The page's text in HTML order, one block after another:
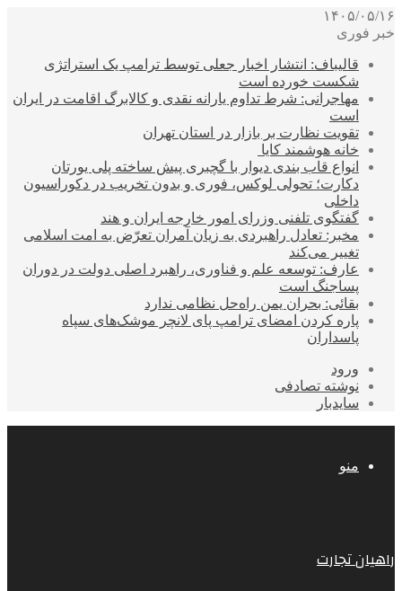
۱۴۰۵/۰۵/۱۶
خبر فوری
قالیباف: انتشار اخبار جعلی توسط ترامپ یک استراتژی
شکست خورده است
مهاجرانی: شرط تداوم یارانه نقدی و کالابرگ اقامت در ایران
است
تقویت نظارت بر بازار در استان تهران
خانه هوشمند کایا
انواع قاب بندی دیوار با گچبری پیش ساخته پلی یورتان
دکارت؛ تحولی لوکس، فوری و بدون تخریب در دکوراسیون
داخلی
گفتگوی تلفنی وزرای امور خارجه ایران و هند
مخبر: تعادل راهبردی به زیان آمران تعرّض به امت اسلامی
تغییر می‌کند
عارف: توسعه علم و فناوری، راهبرد اصلی دولت در دوران
پساجنگ است
بقائی: بحران یمن راه‌حل نظامی ندارد
پاره کردن امضای ترامپ پای لانچر موشک‌های سپاه
پاسداران
ورود
نوشته تصادفی
سایدبار
منو
راهیان تجارت